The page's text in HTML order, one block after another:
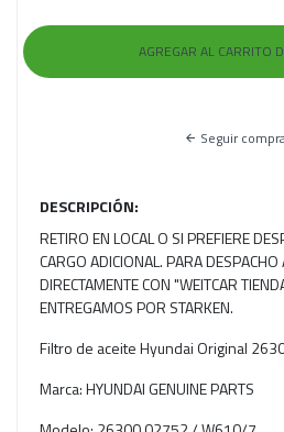
Seguir
DESCRIPCIÓN:
RETIRO EN LOCAL O SI PREFIERE
CARGO ADICIONAL. PARA
DIRECTAMENTE CON "WEITCAR
ENTREGAMOS POR STARKEN.
Filtro de aceite Hyundai Original
Marca: HYUNDAI GENUINE PARTS